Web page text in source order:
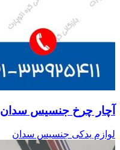
آچار چرخ جنسیس سدان
لوازم یدکی جنسیس سدان